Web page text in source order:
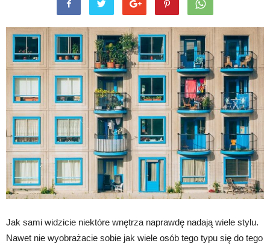
Jak sami widzicie niektóre wnętrza naprawdę nadają wiele stylu.
Nawet nie wyobrażacie sobie jak wiele osób tego typu się do tego